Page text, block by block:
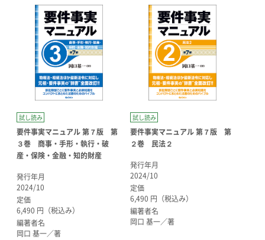
試し読み
要件事実マニュアル 第７版 第
３巻 商事・手形・執行・破
産・保険・金融・知的財産
発行年月
2024/10
定価
6,490 円（税込み）
編著者名
岡口 基一／著
試し読み
要件事実マニュアル 第７版 第
２巻 民法２
発行年月
2024/10
定価
6,490 円（税込み）
編著者名
岡口 基一／著